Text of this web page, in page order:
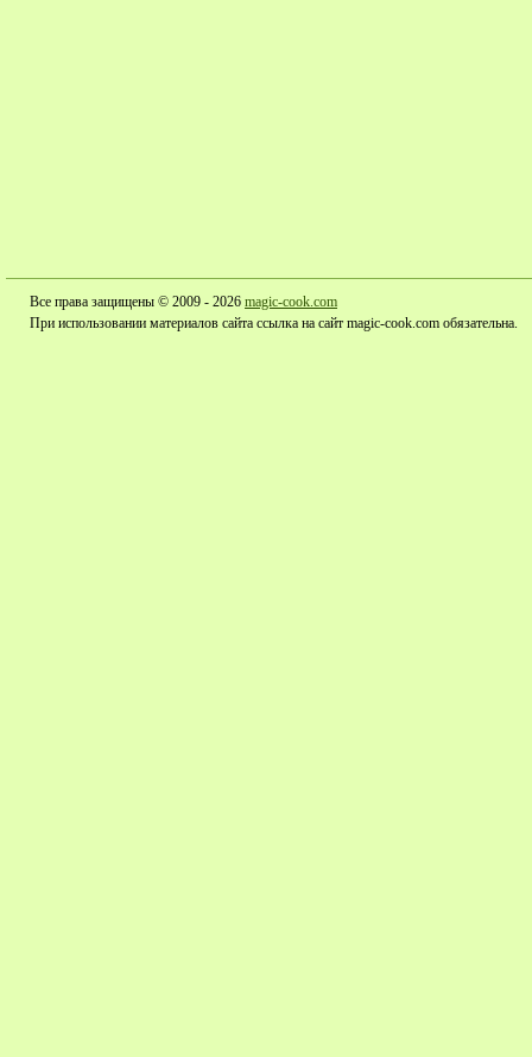
Все права защищены © 2009 - 2026 magic-cook.com
При использовании материалов сайта ссылка на сайт magic-cook.com обязательна.